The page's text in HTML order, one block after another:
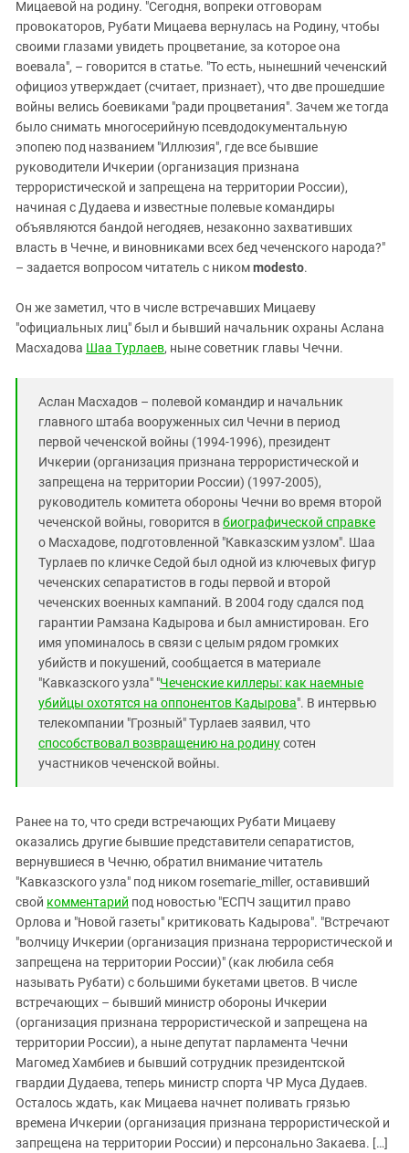
Мицаевой на родину. "Сегодня, вопреки отговорам
провокаторов, Рубати Мицаева вернулась на Родину, чтобы
своими глазами увидеть процветание, за которое она
воевала", – говорится в статье. "То есть, нынешний чеченский
официоз утверждает (считает, признает), что две прошедшие
войны велись боевиками "ради процветания". Зачем же тогда
было снимать многосерийную псевдодокументальную
эпопею под названием "Иллюзия", где все бывшие
руководители Ичкерии (организация признана
террористической и запрещена на территории России),
начиная с Дудаева и известные полевые командиры
объявляются бандой негодяев, незаконно захвативших
власть в Чечне, и виновниками всех бед чеченского народа?"
– задается вопросом читатель с никомmodesto.
Он же заметил, что в числе встречавших Мицаеву
"официальных лиц" был и бывший начальник охраны Аслана
Масхадова Шаа Турлаев, ныне советник главы Чечни.
Аслан Масхадов – полевой командир и начальник
главного штаба вооруженных сил Чечни в период
первой чеченской войны (1994-1996), президент
Ичкерии (организация признана террористической и
запрещена на территории России) (1997-2005),
руководитель комитета обороны Чечни во время второй
чеченской войны, говорится вбиографической справке
о Масхадове, подготовленной "Кавказским узлом". Шаа
Турлаев по кличке Седой был одной из ключевых фигур
чеченских сепаратистов в годы первой и второй
чеченских военных кампаний. В 2004 году сдался под
гарантии Рамзана Кадырова и был амнистирован. Его
имя упоминалось в связи с целым рядом громких
убийств и покушений, сообщается в материале
"Кавказского узла" "Чеченские киллеры: как наемные
убийцы охотятся на оппонентов Кадырова". В интервью
телекомпании "Грозный" Турлаев заявил, что
способствовал возвращению на родинусотен
участников чеченской войны.
Ранее на то, что среди встречающих Рубати Мицаеву
оказались другие бывшие представители сепаратистов,
вернувшиеся в Чечню, обратил внимание читатель
"Кавказского узла" под ником rosemarie_miller, оставивший
свой комментарий под новостью "ЕСПЧ защитил право
Орлова и "Новой газеты" критиковать Кадырова". "Встречают
"волчицу Ичкерии (организация признана террористической и
запрещена на территории России)" (как любила себя
называть Рубати) с большими букетами цветов. В числе
встречающих – бывший министр обороны Ичкерии
(организация признана террористической и запрещена на
территории России), а ныне депутат парламента Чечни
Магомед Хамбиев и бывший сотрудник президентской
гвардии Дудаева, теперь министр спорта ЧР Муса Дудаев.
Осталось ждать, как Мицаева начнет поливать грязью
времена Ичкерии (организация признана террористической и
запрещена на территории России) и персонально Закаева. […]